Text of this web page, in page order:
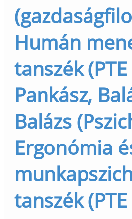
Humán
tanszék (PTE
Pankász,
Balázs
Ergonómia
tanszék (PTE